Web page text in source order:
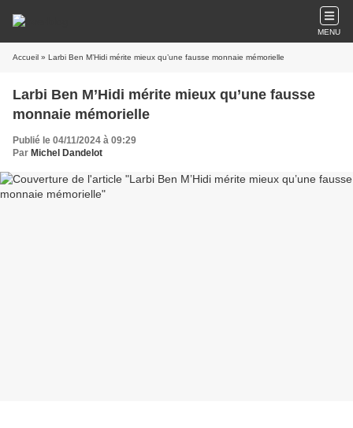
MENU
Accueil » Larbi Ben M’Hidi mérite mieux qu’une fausse monnaie mémorielle
Larbi Ben M’Hidi mérite mieux qu’une fausse
monnaie mémorielle
Publié le 04/11/2024 à 09:29
Par Michel Dandelot